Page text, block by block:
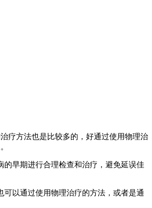
疗方法也是比较多的，好通过使用物理治
早期进行合理检查和治疗，避免延误佳
以通过使用物理治疗的方法，或者是通